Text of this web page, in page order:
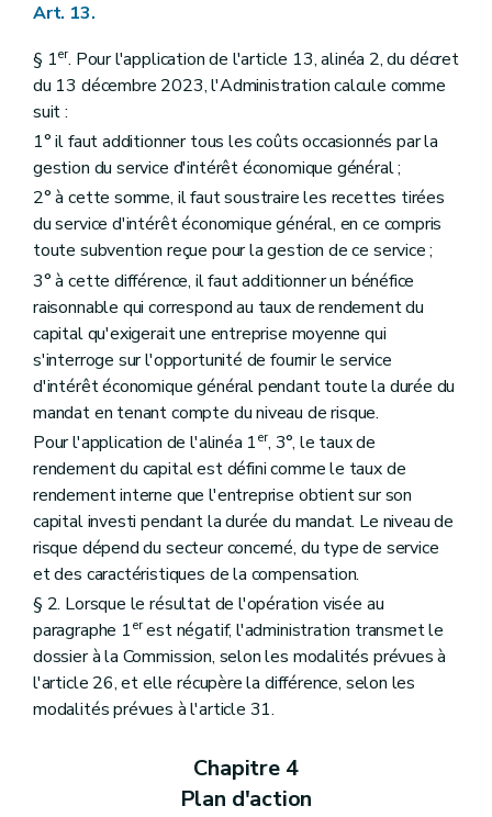
Art. 13.
§ 1er. Pour l'application de l'article 13, alinéa 2, du décret
du 13 décembre 2023, l'Administration calcule comme
suit :
1° il faut additionner tous les coûts occasionnés par la
gestion du service d'intérêt économique général ;
2° à cette somme, il faut soustraire les recettes tirées
du service d'intérêt économique général, en ce compris
toute subvention reçue pour la gestion de ce service ;
3° à cette différence, il faut additionner un bénéfice
raisonnable qui correspond au taux de rendement du
capital qu'exigerait une entreprise moyenne qui
s'interroge sur l'opportunité de fournir le service
d'intérêt économique général pendant toute la durée du
mandat en tenant compte du niveau de risque.
Pour l'application de l'alinéa 1er, 3°, le taux de
rendement du capital est défini comme le taux de
rendement interne que l'entreprise obtient sur son
capital investi pendant la durée du mandat. Le niveau de
risque dépend du secteur concerné, du type de service
et des caractéristiques de la compensation.
§ 2. Lorsque le résultat de l'opération visée au
paragraphe 1erest négatif, l'administration transmet le
dossier à la Commission, selon les modalités prévues à
l'article 26, et elle récupère la différence, selon les
modalités prévues à l'article 31.
Chapitre 4
Plan d'action